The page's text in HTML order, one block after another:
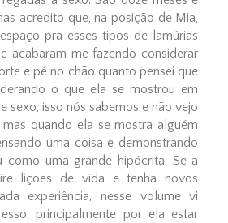
acredito que, na posição de Mia,
pra esses tipos de lamúrias
acabaram me fazendo considerar
e pé no chão quanto pensei que
o que ela se mostrou em
sexo, isso nós sabemos e não vejo
quando ela se mostra alguém
uma coisa e demonstrando
como uma grande hipócrita. Se a
lições de vida e tenha novos
experiência, nesse volume vi
principalmente por ela estar